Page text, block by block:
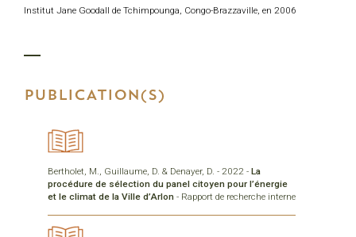
Institut Jane Goodall de Tchimpounga, Congo-Brazzaville, en 2006
PUBLICATION(S)
Bertholet, M., Guillaume, D. & Denayer, D. - 2022 - La
procédure de sélection du panel citoyen pour l’énergie
et le climat de la Ville d’Arlon - Rapport de recherche interne